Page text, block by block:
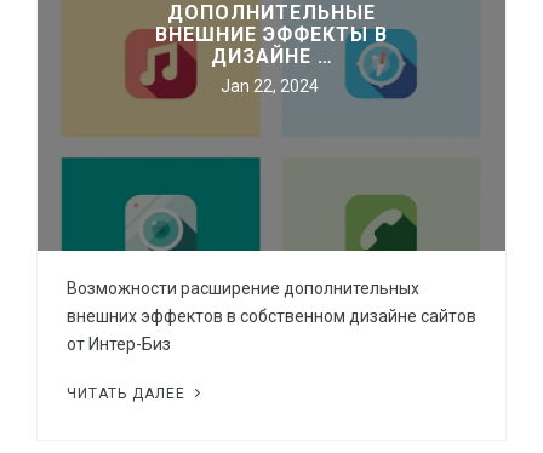
ДОПОЛНИТЕЛЬНЫЕ
ВНЕШНИЕ ЭФФЕКТЫ В
ДИЗАЙНЕ …
Jan 22, 2024
Возможности расширение дополнительных
внешних эффектов в собственном дизайне сайтов
от Интер-Биз
ЧИТАТЬ ДАЛЕЕ